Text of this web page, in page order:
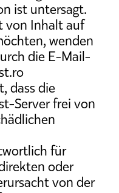
ist untersagt.
von Inhalt auf
wenden
die E-Mail-
dass die
Server frei von
für
oder
von der